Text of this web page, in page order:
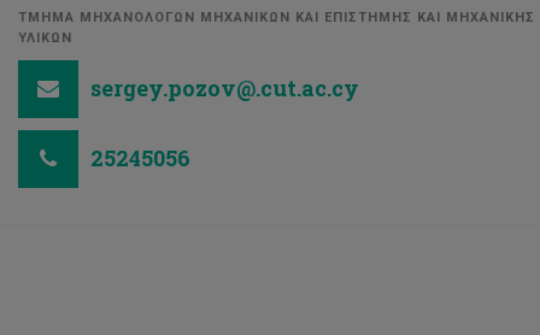
ΤΜΗΜΑ ΜΗΧΑΝΟΛΟΓΩΝ ΜΗΧΑΝΙΚΩΝ ΚΑΙ ΕΠΙΣΤΗΜΗΣ ΚΑΙ ΜΗΧΑΝΙΚΗΣ
ΥΛΙΚΩΝ
sergey.pozov@.cut.ac.cy
25245056